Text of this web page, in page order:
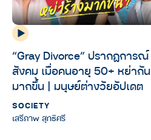
“Gray Divorce” ปรากฏการณ์
สังคม เมื่อคนอายุ 50+ หย่ากัน
มากขึ้น | มนุษย์ต่างวัยอัปเดต
SOCIETY
เสรีภาพ สุทธิศรี